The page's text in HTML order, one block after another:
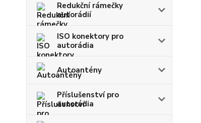
Redukční rámečky
autorádií
ISO konektory pro
autorádia
Autoantény
Příslušenství pro
autorádia